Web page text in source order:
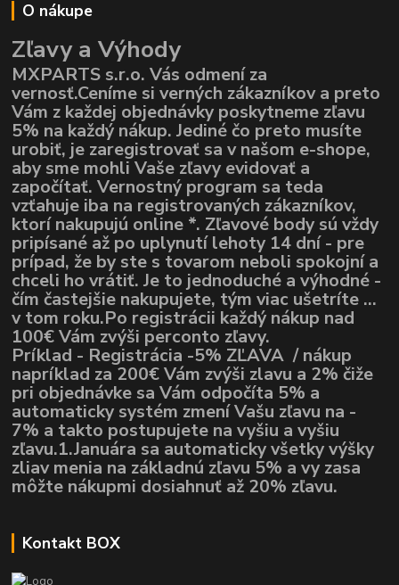
O nákupe
Zľavy a Výhody
MXPARTS s.r.o. Vás odmení za
vernosť.Ceníme si verných zákazníkov a preto
Vám z každej objednávky poskytneme zľavu
5% na každý nákup. Jediné čo preto musíte
urobiť, je zaregistrovať sa v našom e-shope,
aby sme mohli Vaše zľavy evidovať a
započítať. Vernostný program sa teda
vzťahuje iba na registrovaných zákazníkov,
ktorí nakupujú online *. Zľavové body sú vždy
pripísané až po uplynutí lehoty 14 dní - pre
prípad, že by ste s tovarom neboli spokojní a
chceli ho vrátiť. Je to jednoduché a výhodné -
čím častejšie nakupujete, tým viac ušetríte ...
v tom roku.Po registrácii každý nákup nad
100€ Vám zvýši perconto zľavy.
Príklad - Registrácia -5% ZĽAVA / nákup
napríklad za 200€ Vám zvýši zlavu a 2% čiže
pri objednávke sa Vám odpočíta 5% a
automaticky systém zmení Vašu zľavu na -
7% a takto postupujete na vyšiu a vyšiu
zľavu.1.Januára sa automaticky všetky výšky
zliav menia na základnú zľavu 5% a vy zasa
môžte nákupmi dosiahnuť až 20% zľavu.
Kontakt BOX